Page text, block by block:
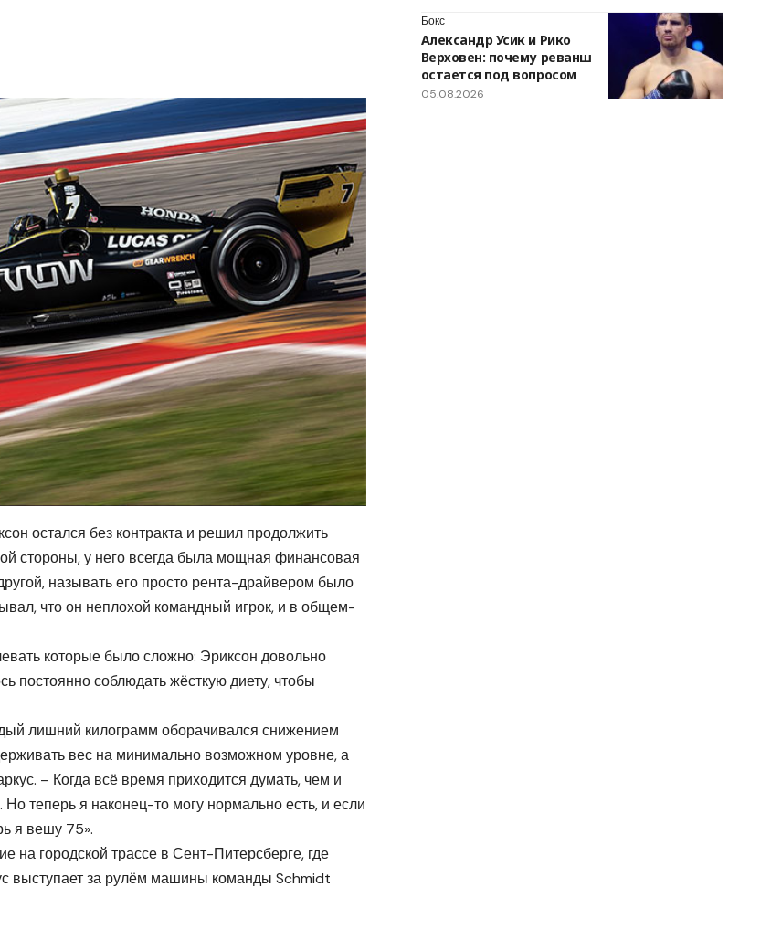
остался без контракта и решил продолжить
стороны, у него всегда была мощная финансовая
называть его просто рента-драйвером было
что он неплохой командный игрок, и в общем-
которые было сложно: Эриксон довольно
постоянно соблюдать жёсткую диету, чтобы
лишний килограмм оборачивался снижением
вес на минимально возможном уровне, а
– Когда всё время приходится думать, чем и
Но теперь я наконец-то могу нормально есть, и если
я вешу 75».
на городской трассе в Сент-Питерсберге, где
выступает за рулём машины команды Schmidt
Бокс
Александр Усик и Рико
Верховен: почему реванш
остается под вопросом
05.08.2026